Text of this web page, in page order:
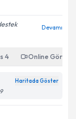
Devamı
4 Online
Haritada Göster